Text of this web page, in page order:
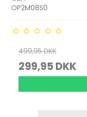
OP2M08S0
499,95 DKK
299,95 DKK